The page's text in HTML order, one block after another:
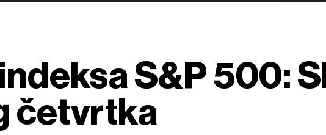
S&P 500:
četvrtka